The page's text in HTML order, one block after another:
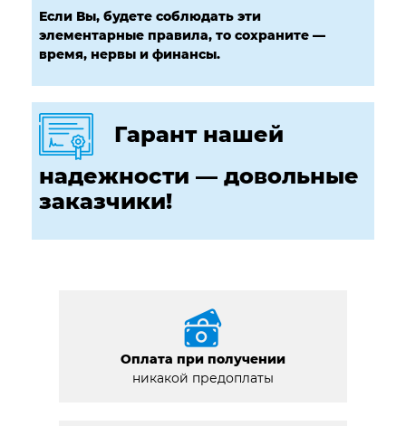
Если Вы, будете соблюдать эти
элементарные правила, то сохраните —
время, нервы и финансы.
Гарант нашей
надежности — довольные
заказчики!
Оплата при получении
никакой предоплаты